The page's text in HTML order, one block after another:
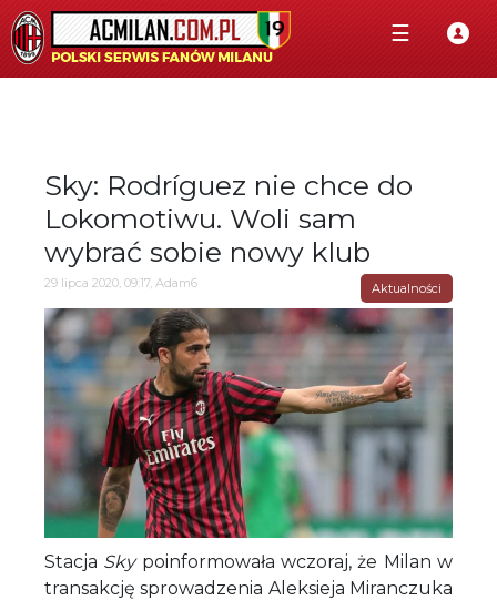
☰
Sky: Rodríguez nie chce do
Lokomotiwu. Woli sam
wybrać sobie nowy klub
29 lipca 2020, 09:17, Adam6 Aktualności
Stacja Sky poinformowała wczoraj, że Milan w
transakcję sprowadzenia Aleksieja Miranczuka